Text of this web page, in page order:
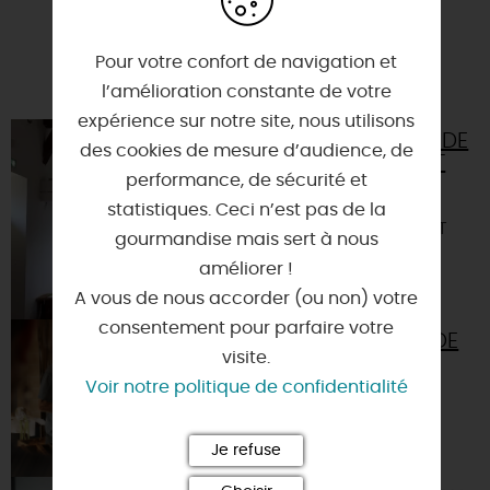
A TESTER ÉGALEMENT SUR PLACE OU À
PROXIMITÉ
MAISON DE
LA FORÊT
45200 -
PAUCOURT
MUSÉE VIVANT DE
GÂTINAISE
Pour votre confort de navigation et
l’amélioration constante de votre
expérience sur notre site, nous utilisons
des cookies de mesure d’audience, de
performance, de sécurité et
statistiques. Ceci n’est pas de la
gourmandise mais sert à nous
améliorer !
A vous de nous accorder (ou non) votre
consentement pour parfaire votre
visite.
Voir notre politique de confidentialité
Je refuse